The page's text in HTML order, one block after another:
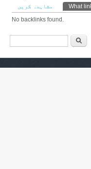
Primary tabs
مشاہدہ کریں What
No backlinks found.